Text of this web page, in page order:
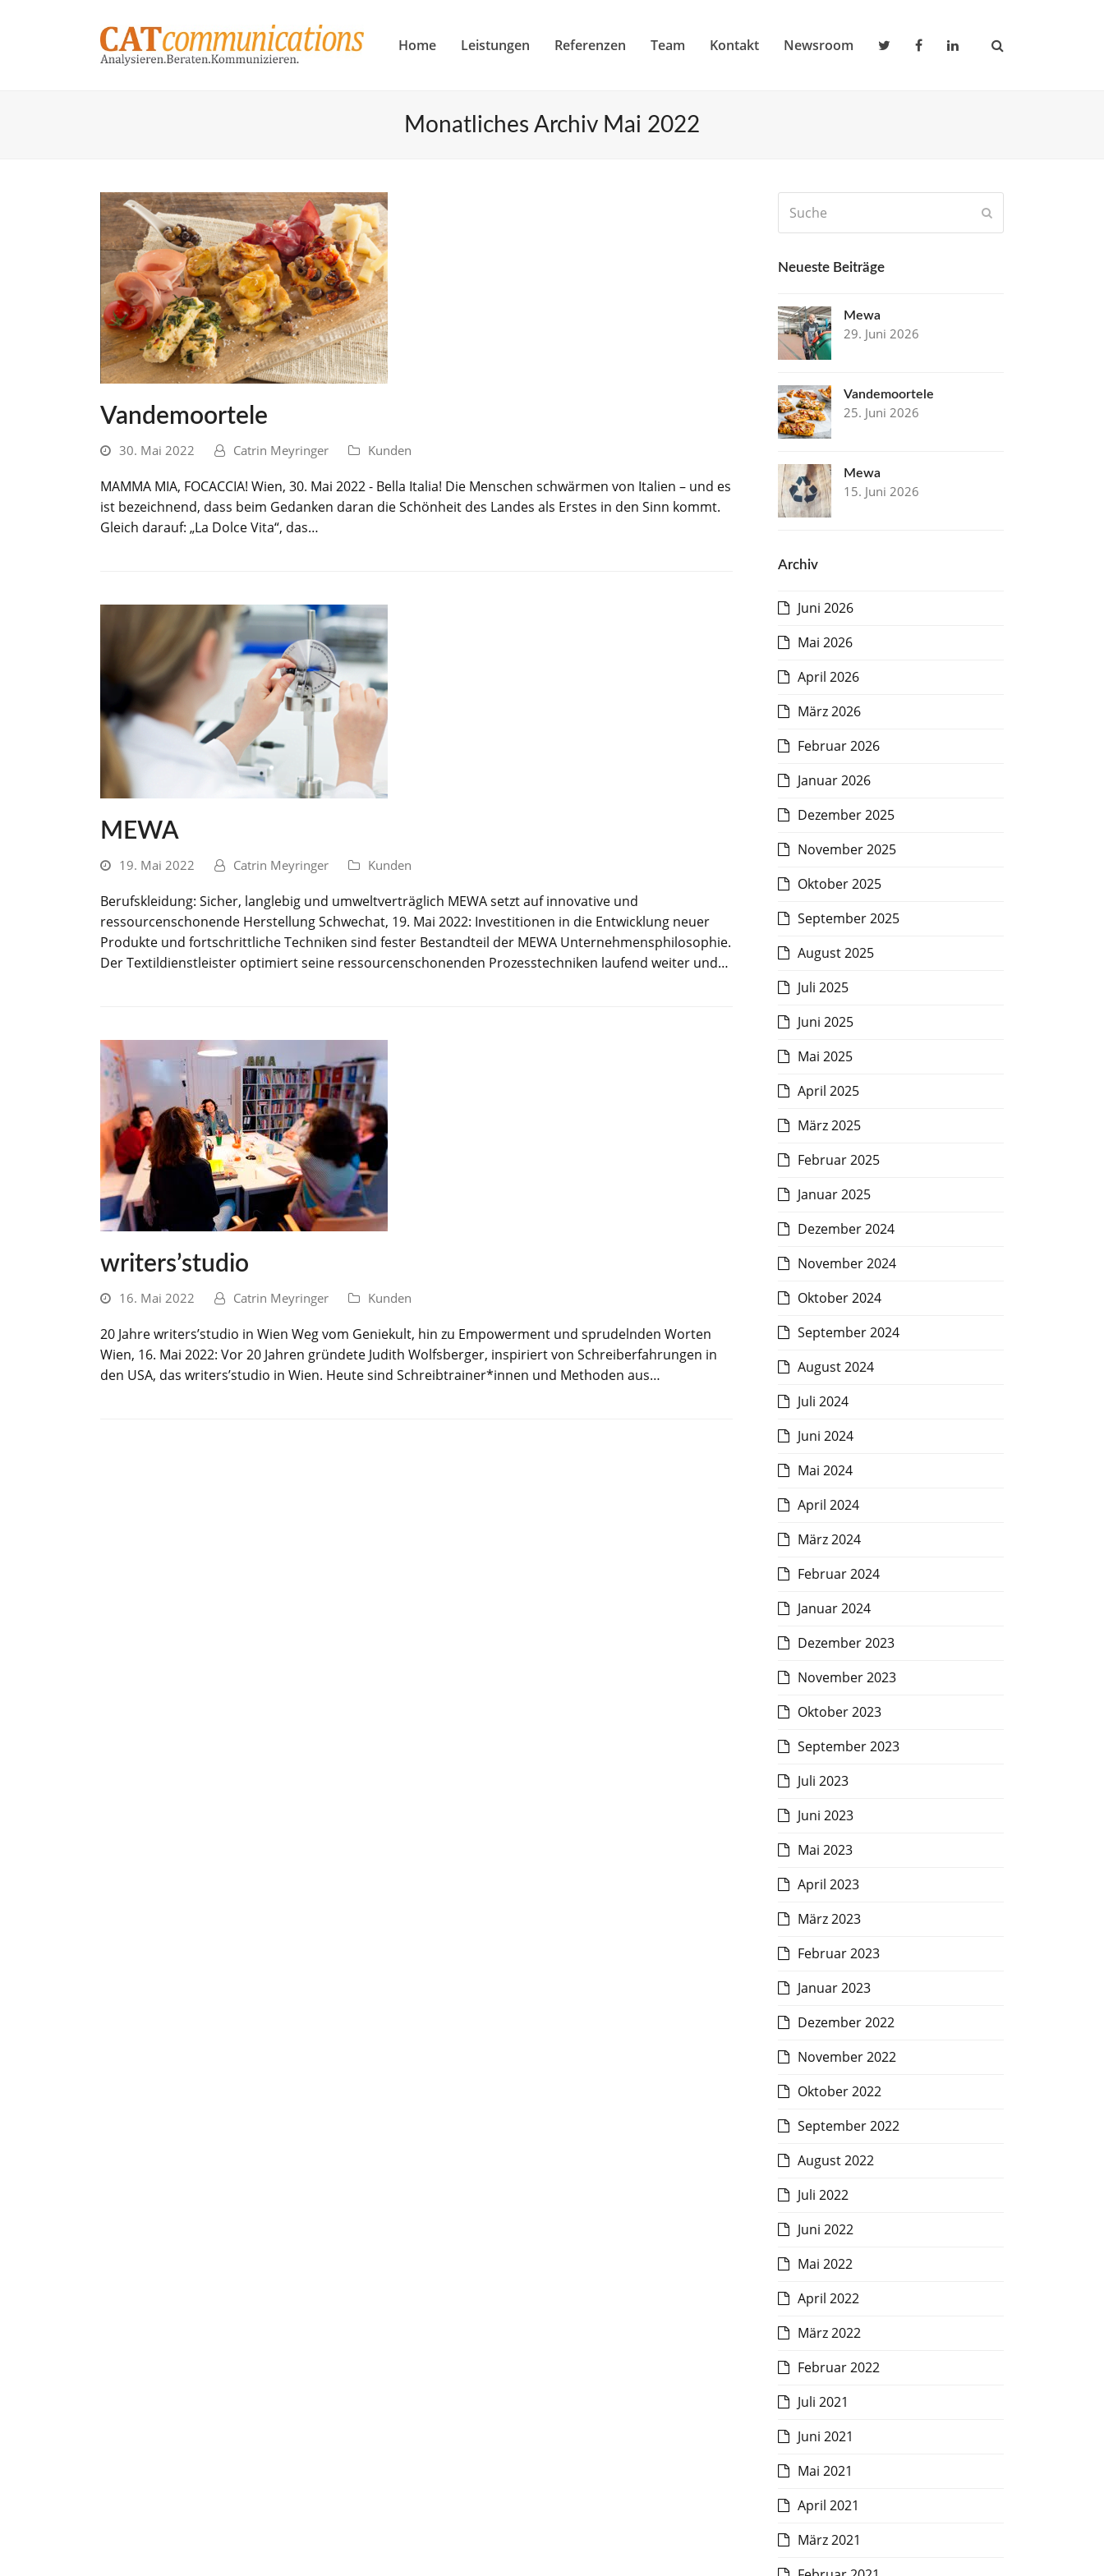
Home Leistungen Referenzen Team Kontakt Newsroom
Monatliches Archiv Mai 2022
Vandemoortele
30. Mai 2022 Catrin Meyringer Kunden
MAMMA MIA, FOCACCIA! Wien, 30. Mai 2022 - Bella Italia! Die Menschen schwärmen von Italien – und es
ist bezeichnend, dass beim Gedanken daran die Schönheit des Landes als Erstes in den Sinn kommt.
Gleich darauf: „La Dolce Vita“, das…
MEWA
19. Mai 2022 Catrin Meyringer Kunden
Berufskleidung: Sicher, langlebig und umweltverträglich MEWA setzt auf innovative und
ressourcenschonende Herstellung Schwechat, 19. Mai 2022: Investitionen in die Entwicklung neuer
Produkte und fortschrittliche Techniken sind fester Bestandteil der MEWA Unternehmensphilosophie.
Der Textildienstleister optimiert seine ressourcenschonenden Prozesstechniken laufend weiter und…
writers’studio
16. Mai 2022 Catrin Meyringer Kunden
20 Jahre writers’studio in Wien Weg vom Geniekult, hin zu Empowerment und sprudelnden Worten
Wien, 16. Mai 2022: Vor 20 Jahren gründete Judith Wolfsberger, inspiriert von Schreiberfahrungen in
den USA, das writers’studio in Wien. Heute sind Schreib­trainer*innen und Methoden aus…
Neueste Beiträge
Mewa
29. Juni 2026
Vandemoortele
25. Juni 2026
Mewa
15. Juni 2026
Archiv
Juni 2026
Mai 2026
April 2026
März 2026
Februar 2026
Januar 2026
Dezember 2025
November 2025
Oktober 2025
September 2025
August 2025
Juli 2025
Juni 2025
Mai 2025
April 2025
März 2025
Februar 2025
Januar 2025
Dezember 2024
November 2024
Oktober 2024
September 2024
August 2024
Juli 2024
Juni 2024
Mai 2024
April 2024
März 2024
Februar 2024
Januar 2024
Dezember 2023
November 2023
Oktober 2023
September 2023
Juli 2023
Juni 2023
Mai 2023
April 2023
März 2023
Februar 2023
Januar 2023
Dezember 2022
November 2022
Oktober 2022
September 2022
August 2022
Juli 2022
Juni 2022
Mai 2022
April 2022
März 2022
Februar 2022
Juli 2021
Juni 2021
Mai 2021
April 2021
März 2021